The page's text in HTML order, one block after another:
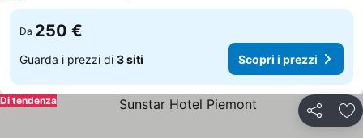
Da 250 €
Guarda i prezzi di 3 siti Scopri i prezzi
Condividi
Di tendenza